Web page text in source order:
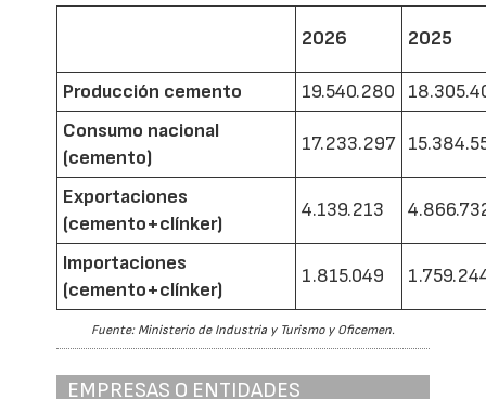
2026 2025
Producción cemento 19.540.280
Consumo nacional
(cemento)
17.233.297
Exportaciones
(cemento+clínker)
4.139.213
Importaciones
(cemento+clínker)
1.815.049
Fuente: Ministerio de Industria y Turismo y Oficemen.
EMPRESAS O ENTIDADES